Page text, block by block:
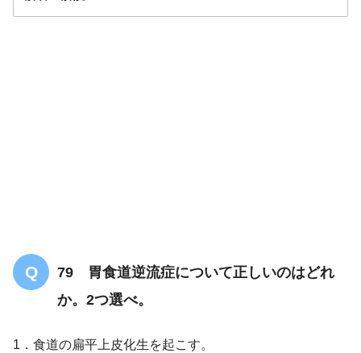
79 胃食道逆流症について正しいのはどれ
か。2つ選べ。
1．食道の扁平上皮化生を起こす。